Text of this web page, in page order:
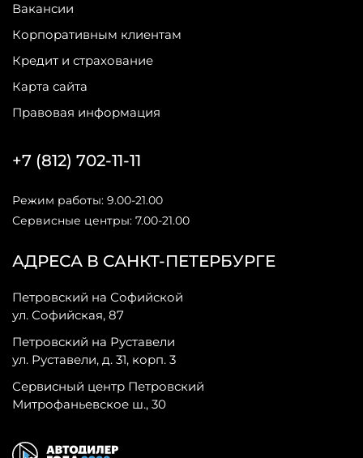
Вакансии
Корпоративным клиентам
Кредит и страхование
Карта сайта
Правовая информация
АДРЕСА В САНКТ-ПЕТЕРБУРГЕ
Петровский на Софийской
ул. Софийская, 87
Петровский на Руставели
ул. Руставели, д. 31, корп. 3
Сервисный центр Петровский
Митрофаньевское ш., 30
+7 (812) 702-11-11
Режим работы: 9.00-21.00
Сервисные центры: 7.00-21.00